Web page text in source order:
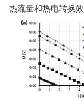
热流量和热电转换